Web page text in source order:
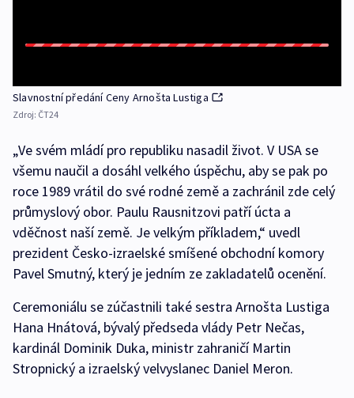
Slavnostní předání Ceny Arnošta Lustiga
Zdroj: ČT24
„Ve svém mládí pro republiku nasadil život. V USA se
všemu naučil a dosáhl velkého úspěchu, aby se pak po
roce 1989 vrátil do své rodné země a zachránil zde celý
průmyslový obor. Paulu Rausnitzovi patří úcta a
vděčnost naší země. Je velkým příkladem,“ uvedl
prezident Česko-izraelské smíšené obchodní komory
Pavel Smutný, který je jedním ze zakladatelů ocenění.
Ceremoniálu se zúčastnili také sestra Arnošta Lustiga
Hana Hnátová, bývalý předseda vlády Petr Nečas,
kardinál Dominik Duka, ministr zahraničí Martin
Stropnický a izraelský velvyslanec Daniel Meron.